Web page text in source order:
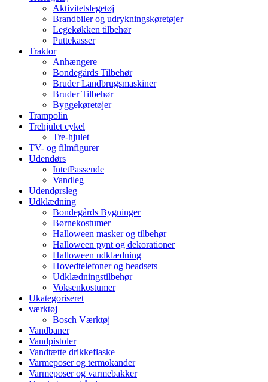
Aktivitetslegetøj
Brandbiler og udrykningskøretøjer
Legekøkken tilbehør
Puttekasser
Traktor
Anhængere
Bondegårds Tilbehør
Bruder Landbrugsmaskiner
Bruder Tilbehør
Byggekøretøjer
Trampolin
Trehjulet cykel
Tre-hjulet
TV- og filmfigurer
Udendørs
IntetPassende
Vandleg
Udendørsleg
Udklædning
Bondegårds Bygninger
Børnekostumer
Halloween masker og tilbehør
Halloween pynt og dekorationer
Halloween udklædning
Hovedtelefoner og headsets
Udklædningstilbehør
Voksenkostumer
Ukategoriseret
værktøj
Bosch Værktøj
Vandbaner
Vandpistoler
Vandtætte drikkeflaske
Varmeposer og termokander
Varmeposer og varmebakker